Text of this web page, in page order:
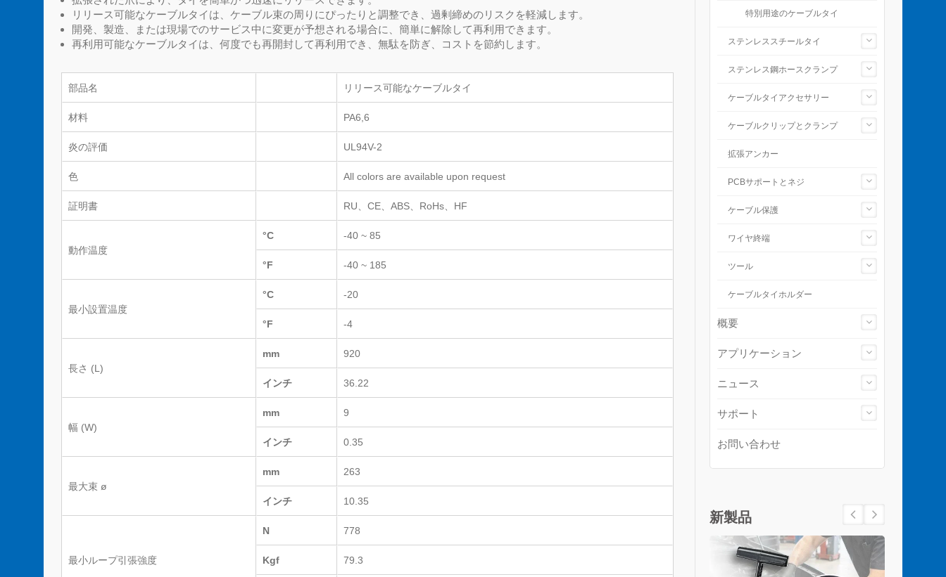
リリース可能なケーブルタイは、ケーブル束の周りにぴったりと調整でき、過剰締めのリスクを軽減します。
開発、製造、または現場でのサービス中に変更が予想される場合に、簡単に解除して再利用できます。
再利用可能なケーブルタイは、何度でも再開封して再利用でき、無駄を防ぎ、コストを節約します。
部品名 リリース可能なケーブルタイ
材料 PA6,6
炎の評価 UL94V-2
色 All colors are available upon request
証明書 RU、CE、ABS、RoHs、HF
動作温度
°C -40 ~ 85
°F -40 ~ 185
最小設置温度
°C -20
°F -4
長さ (L)
mm 920
インチ 36.22
幅 (W)
mm 9
インチ 0.35
最大束 ø
mm 263
インチ 10.35
最小ループ引張強度
N 778
Kgf 79.3
特別用途のケーブルタイ
ステンレススチールタイ
ステンレス鋼ホースクランプ
ケーブルタイアクセサリー
ケーブルクリップとクランプ
拡張アンカー
PCBサポートとネジ
ケーブル保護
ワイヤ終端
ツール
ケーブルタイホルダー
概要
アプリケーション
ニュース
サポート
お問い合わせ
新製品